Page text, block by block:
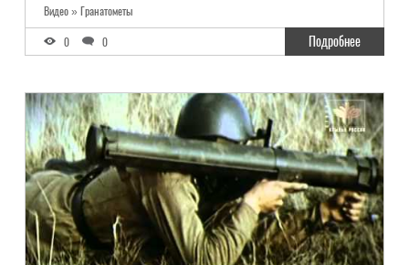
Видео » Гранатометы
0 0 Подробнее